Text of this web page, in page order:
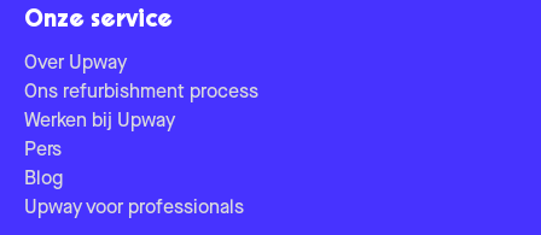
Onze service
Over Upway
Ons refurbishment process
Werken bij Upway
Pers
Blog
Upway voor professionals